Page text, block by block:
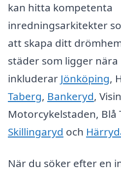
kan hitta kompetenta
inredningsarkitekter
att skapa ditt
städer som ligger
inkluderar Jönköping,
Taberg, Bankeryd,
Motorcykelstaden, Blå
Skillingaryd och
När du söker efter en